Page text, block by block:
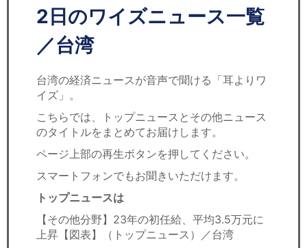
リサーチ
セミナー
経済ニュース
ＩＴ
飲食店情報
2日のワイズニュース一覧
／台湾
台湾の経済ニュースが音声で聞ける「耳よりワ
イズ」。
こちらでは、トップニュースとその他ニュース
のタイトルをまとめてお届けします。
ページ上部の再生ボタンを押してください。
スマートフォンでもお聞きいただけます。
トップニュースは
【その他分野】23年の初任給、平均3.5万元に
上昇【図表】（トップニュース）／台湾